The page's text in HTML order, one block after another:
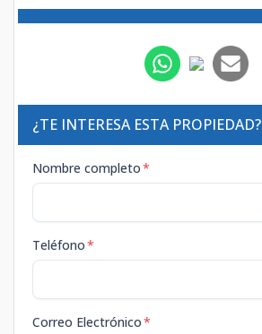
¿TE INTERESA ESTA PROPIEDAD?
Nombre completo*
Teléfono*
Correo Electrónico*